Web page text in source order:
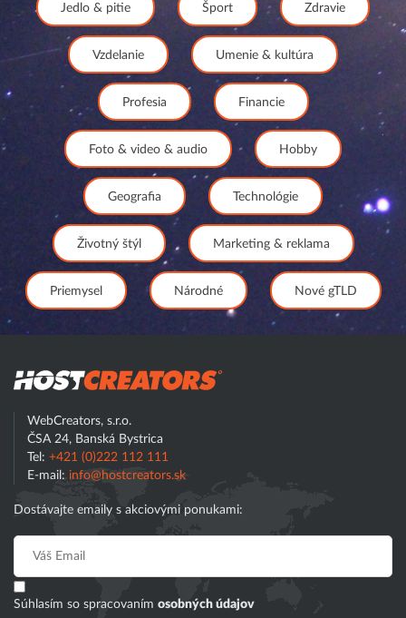
Jedlo & pitie Šport Zdravie
Vzdelanie Umenie & kultúra
Profesia Financie
Foto & video & audio Hobby
Geografia Technológie
Životný štýl Marketing & reklama
Priemysel Národné Nové gTLD
WebCreators, s.r.o.
ČSA 24, Banská Bystrica
Tel: +421 (0)222 112 111
E-mail: info@hostcreators.sk
Dostávajte emaily s akciovými ponukami:
Súhlasím so spracovaním osobných údajov